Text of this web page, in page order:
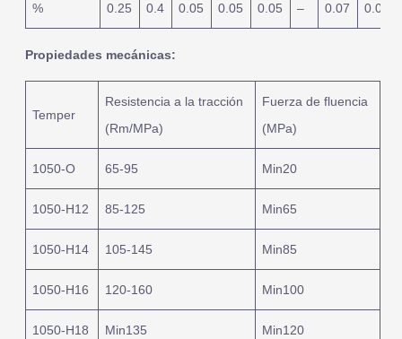
% 0.25 0.4 0.05 0.05 0.05 – 0.07 0.05
Propiedades mecánicas:
Temper
Resistencia a la tracción
(Rm/MPa)
Fuerza de fluencia
(MPa)
1050-O 65-95 Min20
1050-H12 85-125 Min65
1050-H14 105-145 Min85
1050-H16 120-160 Min100
1050-H18 Min135 Min120